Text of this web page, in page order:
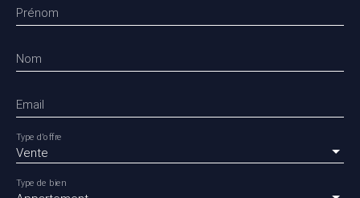
Prénom
Nom
Email
Vente
Type d'offre
Type de bien